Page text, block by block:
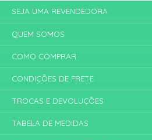
SEJA UMA REVENDEDORA
QUEM SOMOS
COMO COMPRAR
CONDIÇÕES DE FRETE
TROCAS E DEVOLUÇÕES
TABELA DE MEDIDAS